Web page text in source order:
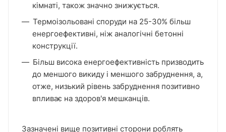
кімнаті, також значно знижується.
Термоізольовані споруди на 25-30% більш
енергоефективні, ніж аналогічні бетонні
конструкції.
Більш висока енергоефективність призводить
до меншого викиду і меншого забруднення, а,
отже, низький рівень забруднення позитивно
впливає на здоров'я мешканців.
Зазначені вище позитивні сторони роблять